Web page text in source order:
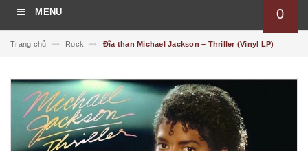
MENU 0
Trang chủ Rock Đĩa than Michael Jackson – Thriller (Vinyl LP)